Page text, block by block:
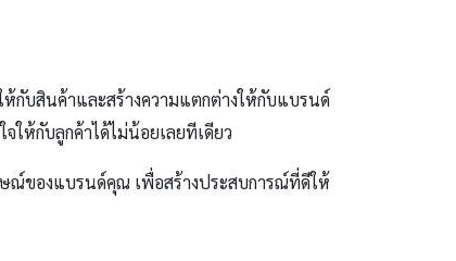
กับสินค้าและสร้างความแตกต่างให้กับแบรนด์
ให้กับลูกค้าได้ไม่น้อยเลยทีเดียว
ณ์ของแบรนด์คุณ เพื่อสร้างประสบการณ์ที่ดีให้